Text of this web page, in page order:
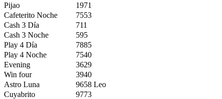
Pijao
1971
Cafeterito Noche
7553
Cash 3 Día
711
Cash 3 Noche
595
Play 4 Día
7885
Play 4 Noche
7540
Evening
3629
Win four
3940
Astro Luna
9658 Leo
Cuyabrito
9773